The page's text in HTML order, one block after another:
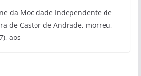
da Mocidade Independente de
de Castor de Andrade, morreu,
aos